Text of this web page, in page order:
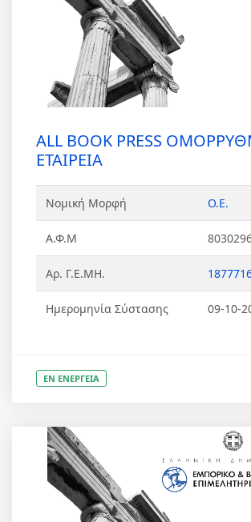
ALL BOOK PRESS
ΕΤΑΙΡΕΙΑ
Νομική Μορφή Ο.Ε.
Α.Φ.Μ
Αρ. Γ.Ε.ΜΗ.
Ημερομηνία Σύστασης 09-10-
ΕΝ ΕΝΕΡΓΕΙΑ